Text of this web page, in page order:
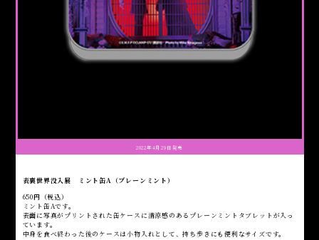
2022年4月29日発売
表裏世界没入展 ミント缶A（プレーンミント）
650円（税込）
ミント缶Aです。
表面に写真がプリントされた缶ケースに清涼感のあるプレーンミントタブレットが入っ
ています。
中身を食べ終わった後のケースは小物入れとして、持ち歩きにも便利なサイズです。